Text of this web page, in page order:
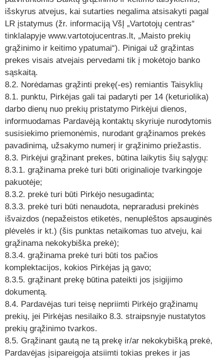
išskyrus atvejus, kai sutarties negalima atsisakyti pagal
LR įstatymus (žr. informaciją VšĮ „Vartotojų centras“
tinklalapyje www.vartotojucentras.lt, „Maisto prekių
grąžinimo ir keitimo ypatumai“). Pinigai už grąžintas
prekes visais atvejais pervedami tik į mokėtojo banko
sąskaitą.
8.2. Norėdamas grąžinti prekę(-es) remiantis Taisyklių
8.1. punktu, Pirkėjas gali tai padaryti per 14 (keturiolika)
darbo dienų nuo prekių pristatymo Pirkėjui dienos,
informuodamas Pardavėją kontaktų skyriuje nurodytomis
susisiekimo priemonėmis, nurodant grąžinamos prekės
pavadinimą, užsakymo numerį ir grąžinimo priežastis.
8.3. Pirkėjui grąžinant prekes, būtina laikytis šių sąlygų:
8.3.1. grąžinama prekė turi būti originalioje tvarkingoje
pakuotėje;
8.3.2. prekė turi būti Pirkėjo nesugadinta;
8.3.3. prekė turi būti nenaudota, nepraradusi prekinės
išvaizdos (nepažeistos etiketės, nenuplėštos apsauginės
plėvelės ir kt.) (šis punktas netaikomas tuo atveju, kai
grąžinama nekokybiška prekė);
8.3.4. grąžinama prekė turi būti tos pačios
komplektacijos, kokios Pirkėjas ją gavo;
8.3.5. grąžinant prekę būtina pateikti jos įsigijimo
dokumentą.
8.4. Pardavėjas turi teisę nepriimti Pirkėjo grąžinamų
prekių, jei Pirkėjas nesilaiko 8.3. straipsnyje nustatytos
prekių grąžinimo tvarkos.
8.5. Grąžinant gautą ne tą prekę ir/ar nekokybišką prekė,
Pardavėjas įsipareigoja atsiimti tokias prekes ir jas